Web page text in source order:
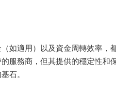
如適用）以及資金周轉效率，
服務商，但其提供的穩定性和
石。